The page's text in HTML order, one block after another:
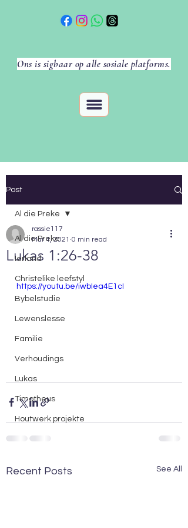
Ons is sigbaar op alle sosiale platforms.
Post
Al die Preke
Ierland
Christelike leefstyl
Bybelstudie
Lewenslesse
Familie
Verhoudings
Lukas
Timotheus
Houtwerk projekte
Al die Preke
Lukas 1:26-38
rassie117
Mar 4, 2021 0 min read
https://youtu.be/iwbIea4E1cI
Recent Posts See All